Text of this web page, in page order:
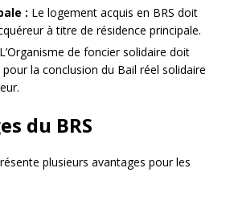
: Le logement acquis en BRS doit
à titre de résidence principale.
L’Organisme de foncier solidaire doit
la conclusion du Bail réel solidaire
du BRS
plusieurs avantages pour les